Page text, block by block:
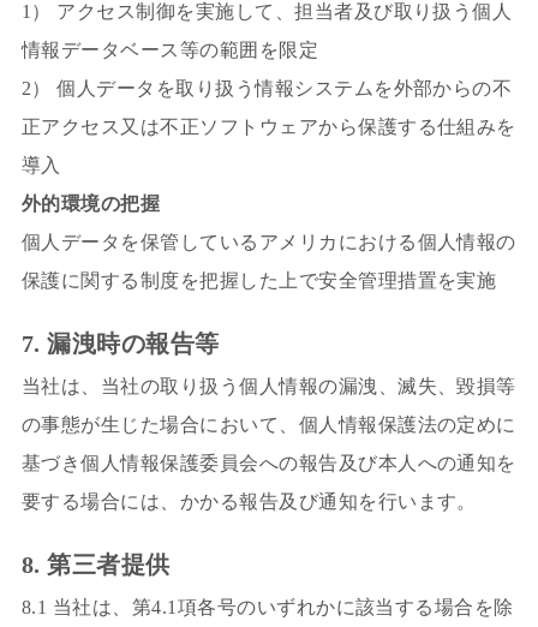
1） アクセス制御を実施して、担当者及び取り扱う個人
情報データベース等の範囲を限定
2） 個人データを取り扱う情報システムを外部からの不
正アクセス又は不正ソフトウェアから保護する仕組みを
導入
外的環境の把握
個人データを保管しているアメリカにおける個人情報の
保護に関する制度を把握した上で安全管理措置を実施
7. 漏洩時の報告等
当社は、当社の取り扱う個人情報の漏洩、滅失、毀損等
の事態が生じた場合において、個人情報保護法の定めに
基づき個人情報保護委員会への報告及び本人への通知を
要する場合には、かかる報告及び通知を行います。
8. 第三者提供
8.1 当社は、第4.1項各号のいずれかに該当する場合を除